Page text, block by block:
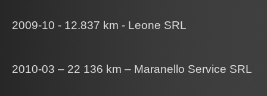
2009-10 - 12.837 km - Leone SRL
2010-03 – 22 136 km – Maranello Service SRL